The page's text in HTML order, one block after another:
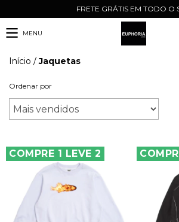
FRETE GRÁTIS EM TODO O
MENU
Início / Jaquetas
Ordenar por
COMPRE 1 LEVE 2